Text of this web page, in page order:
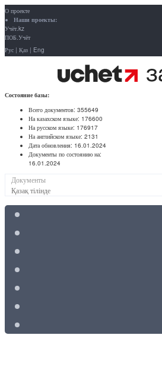
О проекте
Наши проекты:
Учёт.kz
ПОБ.Учёт
Рус | Қаз | Eng
Состояние базы:
Всего документов: 355649
На казахском языке: 176600
На русском языке: 176917
На английском языке: 2131
Дата обновления: 16.01.2024
Документы по состоянию на:
16.01.2024
Документы
Қазақ тілінде